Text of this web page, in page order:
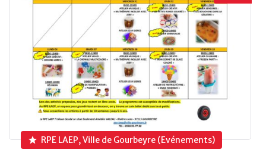
RPE LAEP, Ville de Gourbeyre (Evénements)